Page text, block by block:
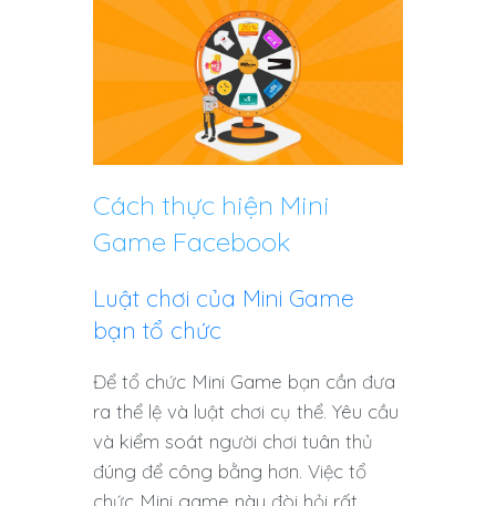
Cách thực hiện Mini
Game Facebook
Luật chơi của Mini Game
bạn tổ chức
Để tổ chức Mini Game bạn cần đưa
ra thể lệ và luật chơi cụ thể. Yêu cầu
và kiểm soát người chơi tuân thủ
đúng để công bằng hơn. Việc tổ
chức Mini game này đòi hỏi rất